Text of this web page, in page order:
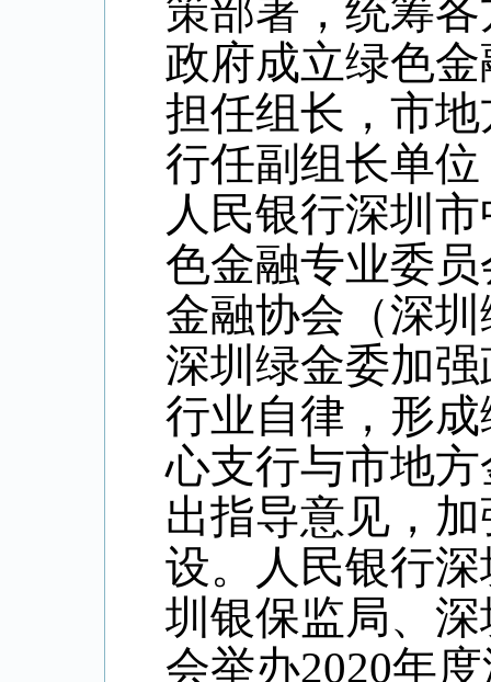
策部署，统筹
政府成立绿色
担任组长，市
行任副组长单
人民银行深圳
色金融专业委
金融协会（深
深圳绿金委加
行业自律，形
心支行与市地
出指导意见，
设。人民银行
圳银保监局、
会举办2020年